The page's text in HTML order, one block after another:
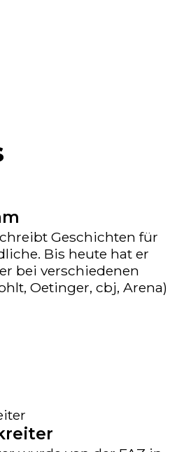
Geschichten für
Bis heute hat er
bei verschiedenen
Oetinger, cbj, Arena)